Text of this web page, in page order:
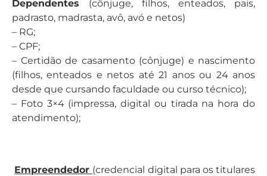
Dependentes (cônjuge, filhos, enteados, pais,
padrasto, madrasta, avô, avó e netos)
– RG;
– CPF;
– Certidão de casamento (cônjuge) e nascimento
(filhos, enteados e netos até 21 anos ou 24 anos
desde que cursando faculdade ou curso técnico);
– Foto 3×4 (impressa, digital ou tirada na hora do
atendimento);
Empreendedor (credencial digital para os titulares